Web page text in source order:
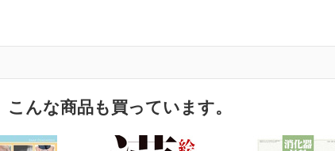
んな商品も買っています。